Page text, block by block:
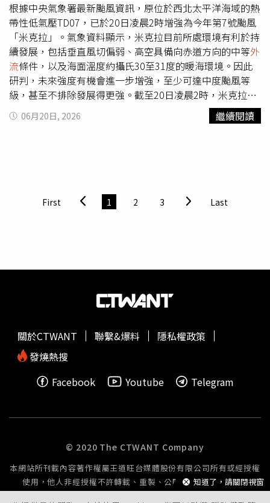
根據中央氣象署最新颱風資訊，原位於西北太平洋海域的熱
帶性低氣壓TD07，已於20日凌晨2時增強為今年第7號颱風
「米克拉」。氣象資料顯示，米克拉目前所處環境有利於持
續發展，包括垂直風切偏弱、高空具備向赤道方向的中等外
流條件，以及海面溫度約攝氏30至31度的暖海環境。因此
研判，未來強度有機會進一步增強，至少可達中度颱風等
級，甚至不排除發展得更強。截至20日凌晨2時，米克拉中
心位置位於北緯13.9度、東經138.6度海域，以每小時15公
里速度朝西北西方向移動。中心氣壓998百帕，近中心最大
域接近。預估至下週三（24日）左右，颱風路徑中的北轉趨
勢將逐漸增加。目前預測顯示，下週四及下週五（25日、
灣距離相對較遠；反之，若高壓勢力偏強，米克拉北轉時間
加。不過，目前各項氣象資料仍顯示，米克拉直接侵襲台灣
的機率不高。至於後續是否進一步接近台灣，以及北轉位置
追蹤。
06月20日, 2026 繼續閱讀
First 1 2 3 Last
知道了，請關閉視窗
關於CTWANT 聯繫&爆料
隱私權政策
發燒熱搜
Facebook
Youtube Telegram
© 2020 The CTWANT Company
本網站所刊載內容著作權屬王道旺台媒體股份有限公司所有或經授權
使用，他人非經授權不許轉載、重製、公開播送或公開傳輸。